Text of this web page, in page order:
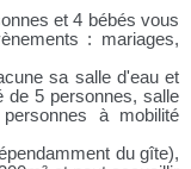
et 4 bébés vous
: mariages,
sa salle d'eau et
de 5 personnes, salle
à mobilité
du gîte),